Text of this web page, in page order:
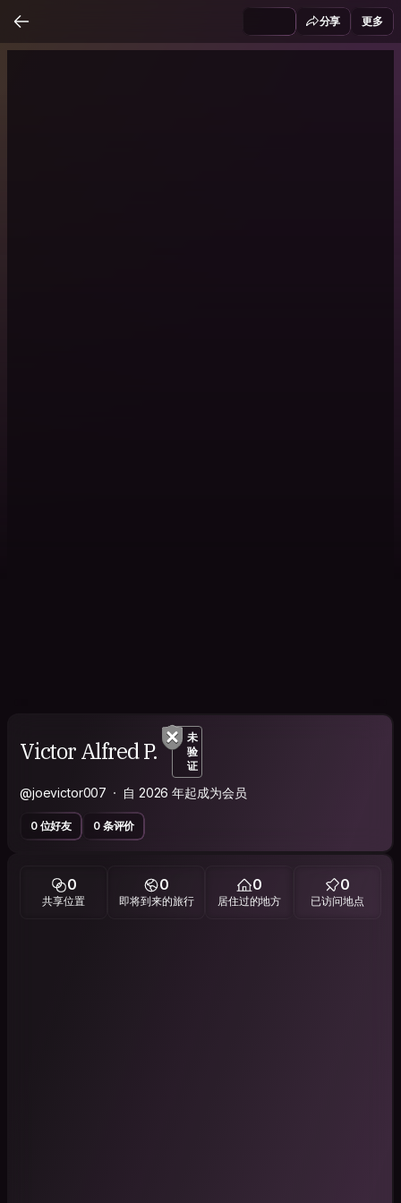
分享 更多
Victor Alfred P.
未
验
证
@joevictor007 自 2026 年起成为会员
0 位好友 0 条评价
0
共享位置
0
即将到来的旅行
0
居住过的地方
0
已访问地点